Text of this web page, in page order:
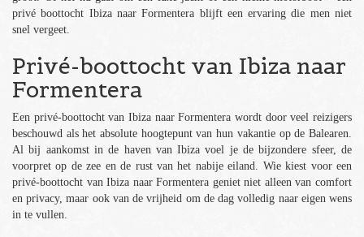
privé boottocht Ibiza naar Formentera blijft een ervaring die men niet
snel vergeet.
Privé-boottocht van Ibiza naar
Formentera
Een privé-boottocht van Ibiza naar Formentera wordt door veel reizigers
beschouwd als het absolute hoogtepunt van hun vakantie op de Balearen.
Al bij aankomst in de haven van Ibiza voel je de bijzondere sfeer, de
voorpret op de zee en de rust van het nabije eiland. Wie kiest voor een
privé-boottocht van Ibiza naar Formentera geniet niet alleen van comfort
en privacy, maar ook van de vrijheid om de dag volledig naar eigen wens
in te vullen.